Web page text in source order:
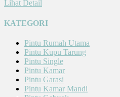
Lihat Detail
KATEGORI
Pintu Rumah Utama
Pintu Kupu Tarung
Pintu Single
Pintu Kamar
Pintu Garasi
Pintu Kamar Mandi